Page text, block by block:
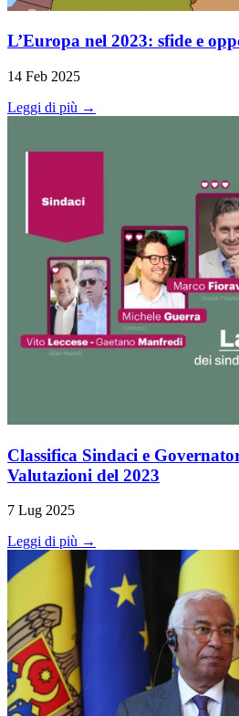
L’Europa nel 2023: sfide e
14 Feb 2025
Leggi di più →
Classifica Sindaci e
Valutazioni del 2023
7 Lug 2025
Leggi di più →